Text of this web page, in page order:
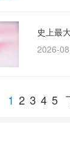
史上最
2026-
1 2 3 4 5